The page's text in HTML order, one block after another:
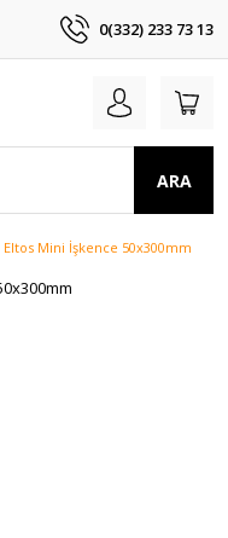
0(332) 233 73 13
ARA
Eltos Mini İşkence 50x300mm